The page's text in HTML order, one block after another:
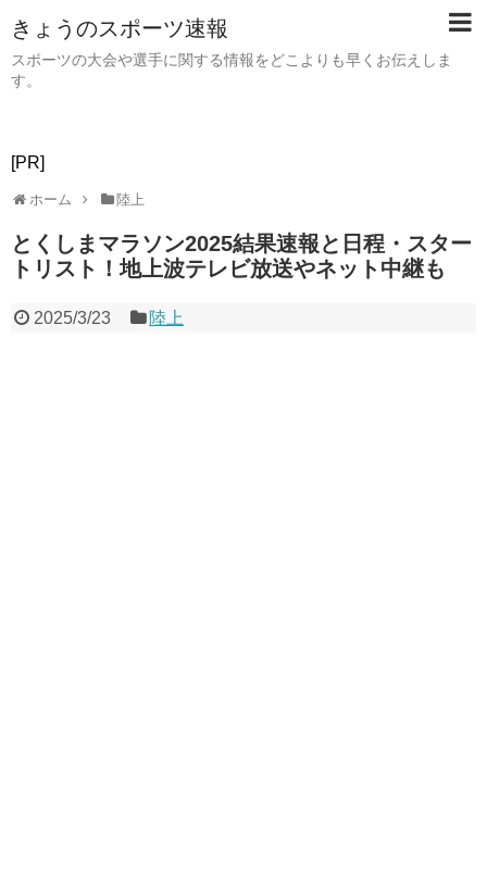
きょうのスポーツ速報
スポーツの大会や選手に関する情報をどこよりも早くお伝えしま
す。
[PR]
ホーム 陸上
とくしまマラソン2025結果速報と日程・スター
トリスト！地上波テレビ放送やネット中継も
2025/3/23 陸上